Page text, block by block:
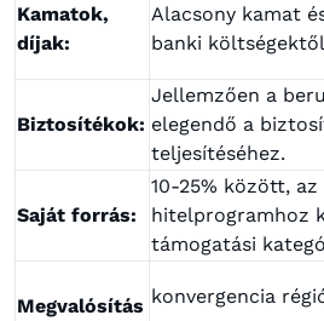
Kamatok,
díjak:
Alacsony kamat
banki
Biztosítékok:
Jellemzően a
elegendő a
teljesítéséhez.
Saját forrás:
10-25% között,
hitelprogramhoz
támogatási
Megvalósítás konvergencia